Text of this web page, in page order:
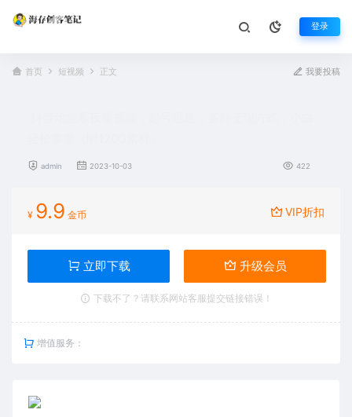
登录
首页 短视频 正文 我要投稿
admin 2023-10-03 422
¥ 9.9 金币 VIP折扣
立即下载 升级会员
下载不了？请联系网站客服提交链接错误！
增值服务：